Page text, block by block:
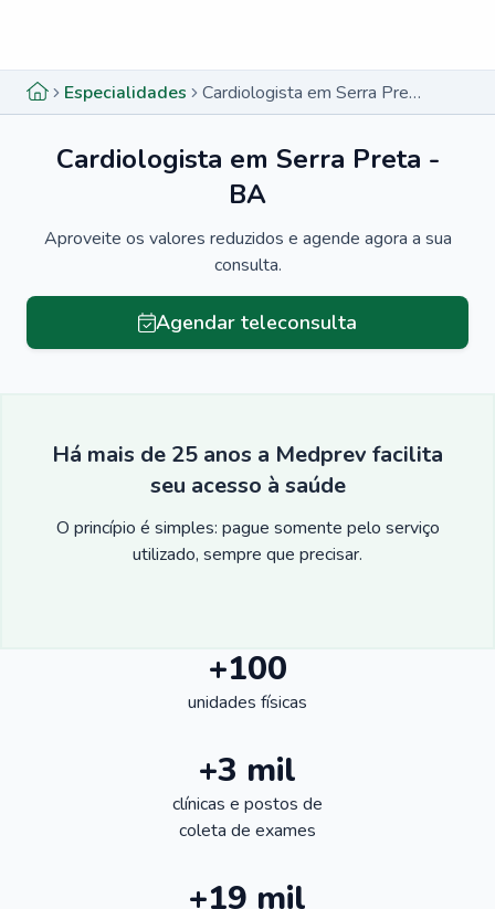
Especialidades Cardiologista em Serra Preta - BA
Cardiologista em Serra Preta -
BA
Aproveite os valores reduzidos e agende agora a sua
consulta.
Agendar teleconsulta
Há mais de 25 anos a Medprev facilita
seu acesso à saúde
O princípio é simples: pague somente pelo serviço
utilizado, sempre que precisar.
+100
unidades físicas
+3 mil
clínicas e postos de
coleta de exames
+19 mil